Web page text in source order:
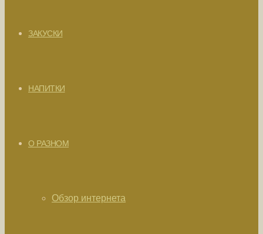
ЗАКУСКИ
НАПИТКИ
О РАЗНОМ
Обзор интернета